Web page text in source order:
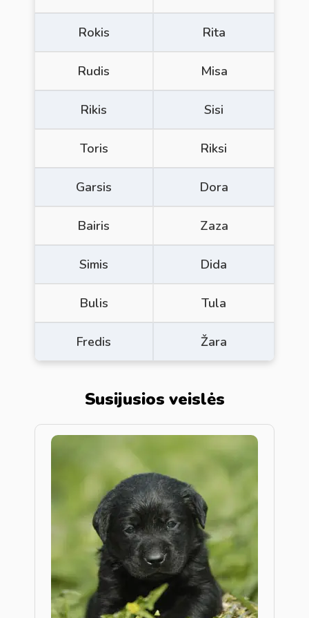
Rokis Rita
Rudis Misa
Rikis Sisi
Toris Riksi
Garsis Dora
Bairis Zaza
Simis Dida
Bulis Tula
Fredis Žara
Susijusios veislės